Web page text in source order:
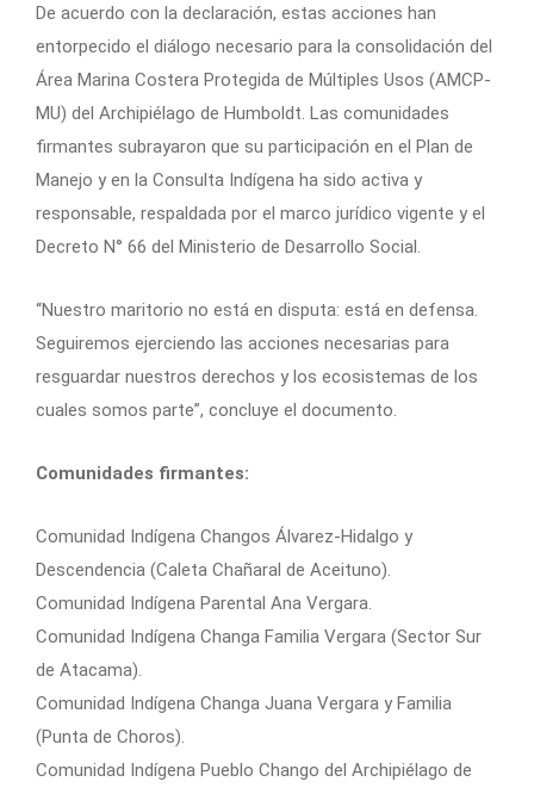
De acuerdo con la declaración, estas acciones han
entorpecido el diálogo necesario para la consolidación del
Área Marina Costera Protegida de Múltiples Usos (AMCP-
MU) del Archipiélago de Humboldt. Las comunidades
firmantes subrayaron que su participación en el Plan de
Manejo y en la Consulta Indígena ha sido activa y
responsable, respaldada por el marco jurídico vigente y el
Decreto N° 66 del Ministerio de Desarrollo Social.
“Nuestro maritorio no está en disputa: está en defensa.
Seguiremos ejerciendo las acciones necesarias para
resguardar nuestros derechos y los ecosistemas de los
cuales somos parte”, concluye el documento.
Comunidades firmantes:
Comunidad Indígena Changos Álvarez-Hidalgo y
Descendencia (Caleta Chañaral de Aceituno).
Comunidad Indígena Parental Ana Vergara.
Comunidad Indígena Changa Familia Vergara (Sector Sur
de Atacama).
Comunidad Indígena Changa Juana Vergara y Familia
(Punta de Choros).
Comunidad Indígena Pueblo Chango del Archipiélago de